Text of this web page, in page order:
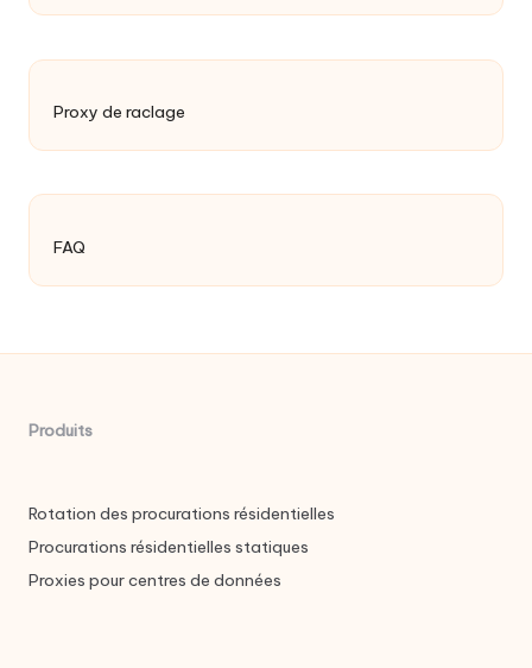
Proxy de raclage
FAQ
Produits
Rotation des procurations résidentielles
Procurations résidentielles statiques
Proxies pour centres de données